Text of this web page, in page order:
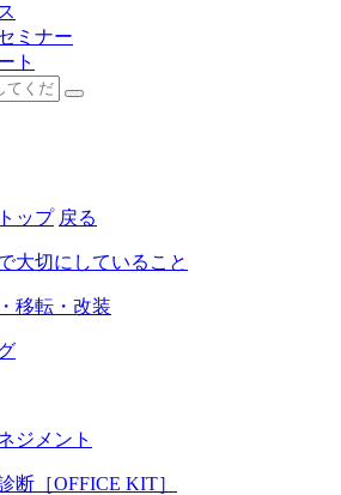
ミナー
ト
ップ 戻る
大切にしていること
移転・改装
ジメント
断［OFFICE KIT］